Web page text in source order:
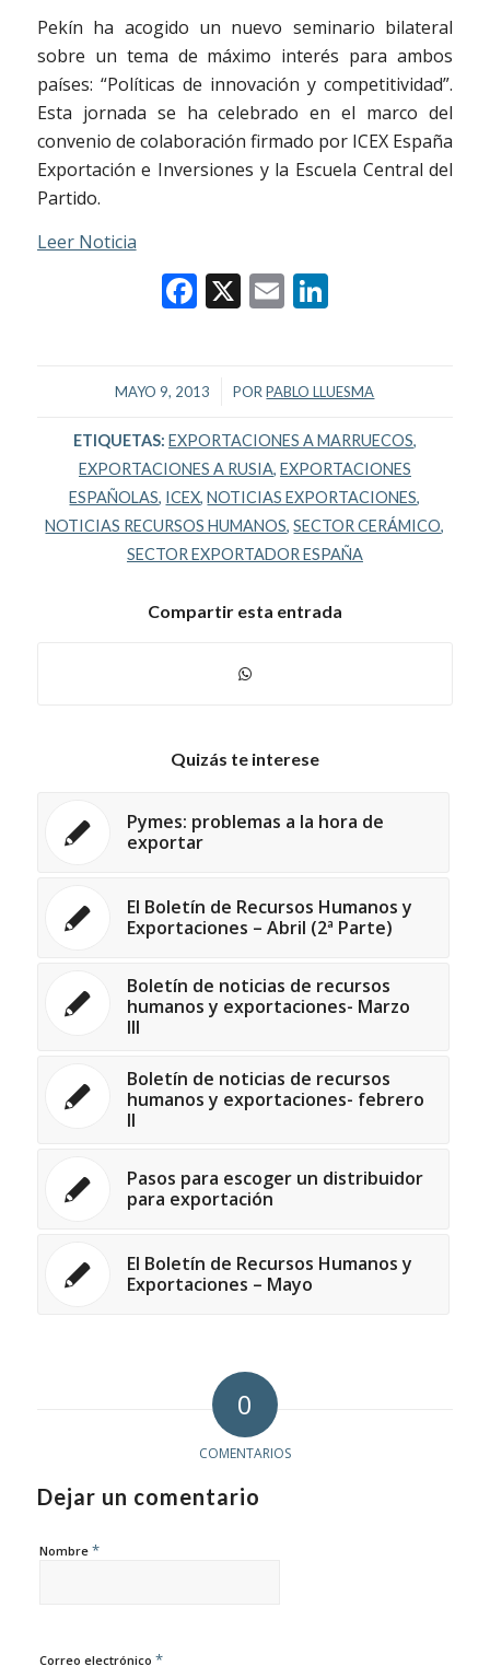
Pekín ha acogido un nuevo seminario bilateral
sobre un tema de máximo interés para ambos
países: “Políticas de innovación y competitividad”.
Esta jornada se ha celebrado en el marco del
convenio de colaboración firmado por ICEX España
Exportación e Inversiones y la Escuela Central del
Partido.
Leer Noticia
Facebook
X EmailLinkedIn
MAYO 9, 2013
/ PORPABLO LLUESMA
ETIQUETAS: EXPORTACIONES A MARRUECOS,
EXPORTACIONES A RUSIA, EXPORTACIONES
ESPAÑOLAS, ICEX,NOTICIAS EXPORTACIONES,
NOTICIAS RECURSOS HUMANOS,SECTOR CERÁMICO,
SECTOR EXPORTADOR ESPAÑA
Compartir esta entrada
Quizás te interese
Pymes: problemas a la hora de
exportar
El Boletín de Recursos Humanos y
Exportaciones – Abril (2ª Parte)
Boletín de noticias de recursos
humanos y exportaciones- Marzo
III
Boletín de noticias de recursos
humanos y exportaciones- febrero
II
Pasos para escoger un distribuidor
para exportación
El Boletín de Recursos Humanos y
Exportaciones – Mayo
0
COMENTARIOS
Dejar un comentario
Nombre *
Correo electrónico *